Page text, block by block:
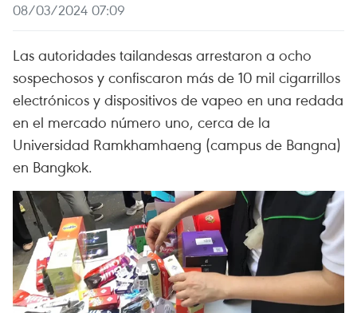
08/03/2024 07:09
Las autoridades tailandesas arrestaron a ocho
sospechosos y confiscaron más de 10 mil cigarrillos
electrónicos y dispositivos de vapeo en una redada
en el mercado número uno, cerca de la
Universidad Ramkhamhaeng (campus de Bangna)
en Bangkok.